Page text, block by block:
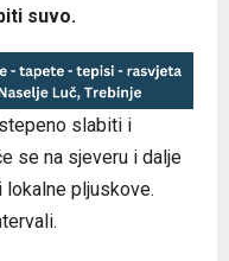
suvo.
slabiti i
se na sjeveru i dalje
pljuskove.